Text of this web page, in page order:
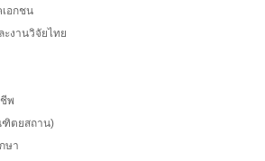
อกชน
งานวิจัยไทย
พ
ตยสถาน)
ษา